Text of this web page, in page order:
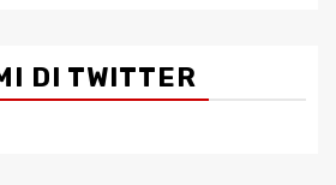
DI TWITTER